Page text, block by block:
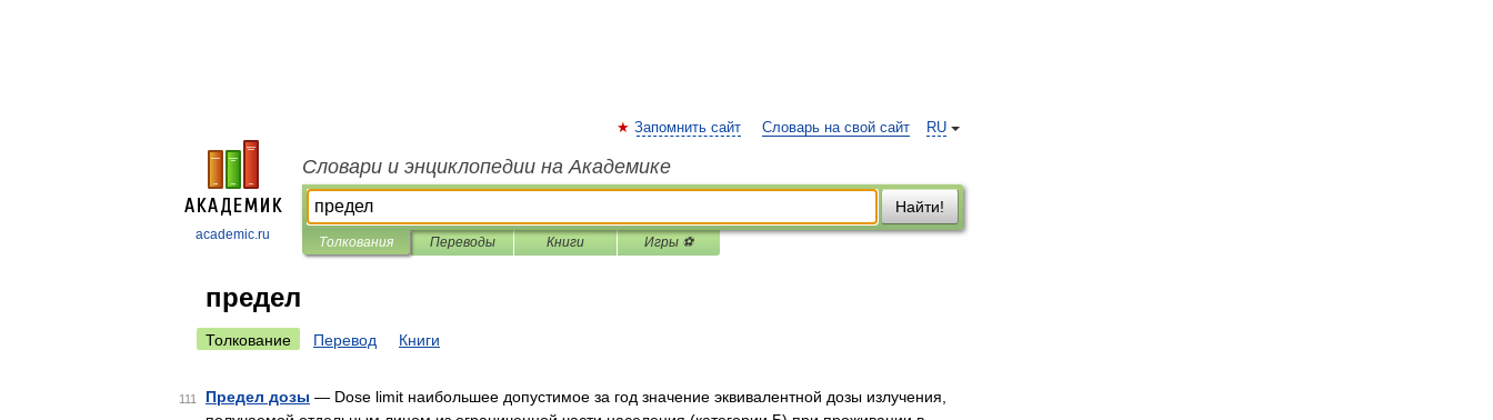
academic.ru
RU
Запомнить сайт Словарь на свой сайт
Словари и энциклопедии на Академике
Найти!
Толкования Переводы Книги Игры ⚽
предел
Толкование Перевод Книги
111 Предел дозы — Dose limit наибольшее допустимое за год значение эквивалентной дозы излучения,